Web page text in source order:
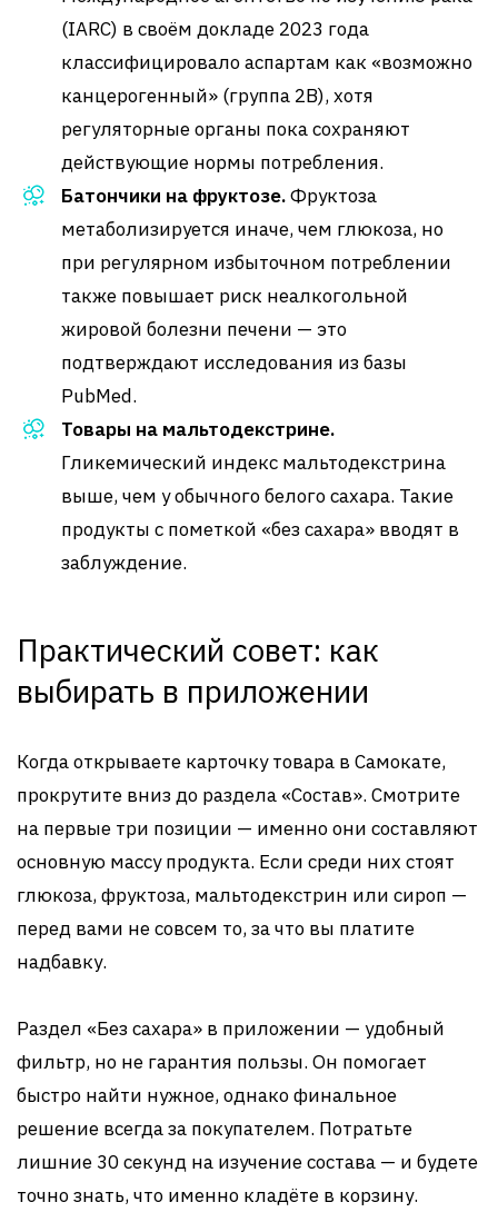
(IARC) в своём докладе 2023 года
классифицировало аспартам как «возможно
канцерогенный» (группа 2B), хотя
регуляторные органы пока сохраняют
действующие нормы потребления.
Батончики на фруктозе.Фруктоза
метаболизируется иначе, чем глюкоза, но
при регулярном избыточном потреблении
также повышает риск неалкогольной
жировой болезни печени — это
подтверждают исследования из базы
PubMed.
Товары на мальтодекстрине.
Гликемический индекс мальтодекстрина
выше, чем у обычного белого сахара. Такие
продукты с пометкой «без сахара» вводят в
заблуждение.
Практический совет: как
выбирать в приложении
Когда открываете карточку товара в Самокате,
прокрутите вниз до раздела «Состав». Смотрите
на первые три позиции — именно они составляют
основную массу продукта. Если среди них стоят
глюкоза, фруктоза, мальтодекстрин или сироп —
перед вами не совсем то, за что вы платите
надбавку.
Раздел «Без сахара» в приложении — удобный
фильтр, но не гарантия пользы. Он помогает
быстро найти нужное, однако финальное
решение всегда за покупателем. Потратьте
лишние 30 секунд на изучение состава — и будете
точно знать, что именно кладёте в корзину.